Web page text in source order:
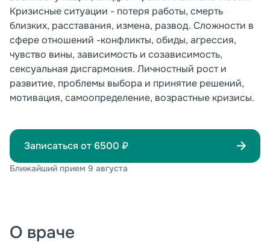
Кризисные ситуации - потеря работы, смерть
близких, расставания, измена, развод. Сложности в
сфере отношений -конфликты, обиды, агрессия,
чувство вины, зависимость и созависимость,
сексуальная дисгармония. Личностный рост и
развитие, проблемы выбора и принятие решений,
мотивация, самоопределение, возрастные кризисы.
Записаться от6500 ₽
Ближайший прием 9 августа
О враче